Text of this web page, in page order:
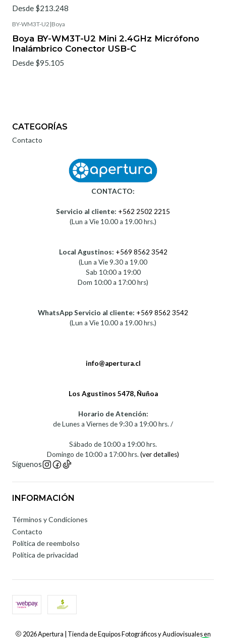
Desde $213.248
BY-WM3T-U2 |Boya
Boya BY-WM3T-U2 Mini 2.4GHz Micrófono
Inalámbrico Conector USB-C
Desde $95.105
CATEGORÍAS
Contacto
CONTACTO:
Servicio al cliente: +562 2502 2215
(Lun a Vie 10.00 a 19.00 hrs.)
Local Agustinos: +569 8562 3542
(Lun a Vie 9.30 a 19.00
Sab 10:00 a 19:00
Dom 10:00 a 17:00 hrs)
WhatsApp Servicio al cliente: +569 8562 3542
(Lun a Vie 10.00 a 19.00 hrs.)
info@apertura.cl
Los Agustinos 5478, Ñuñoa
Horario de Atención:
de Lunes a Viernes de 9:30 a 19:00 hrs. /
Sábado de 10:00 a 19:00 hrs.
Domingo de 10:00 a 17:00 hrs. (ver detalles)
Síguenos
INFORMACIÓN
Términos y Condiciones
Contacto
Política de reembolso
Política de privacidad
2026 Apertura | Tienda de Equipos Fotográficos y Audiovisuales en